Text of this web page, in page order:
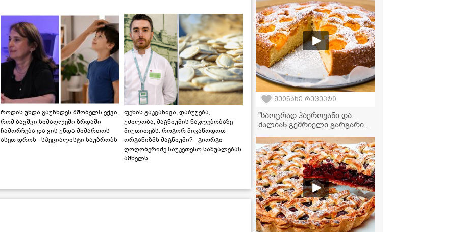
როდის უნდა გაუჩნდეს მშობელს ეჭვი,
რომ ბავშვი სიმაღლეში ზრდაში
ჩამორჩება და ვის უნდა მიმართოს
ასეთ დროს - სპეციალისტი საუბრობს
ფეხის გაკვანძვა, დაბუჟება,
უძილობა, მაგნიუმის ნაკლებობაზე
მიუთითებს. როგორ მივაწოდოთ
ორგანიზმს მაგნიუმი? - გიორგი
ღოღობერიძე საუკეთესო საშუალებას
ამხელს
შეინახე რეცეპტი
"საოცრად ჰაეროვანი და
ძალიან გემრიელი გარგარის
ვიდეორეცეპტი